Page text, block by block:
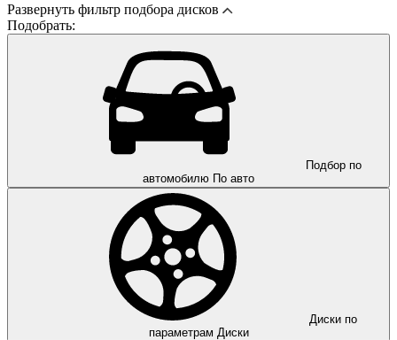
Развернуть фильтр подбора дисков
Подобрать:
Подбор по
автомобилю По авто
Диски по
параметрам Диски